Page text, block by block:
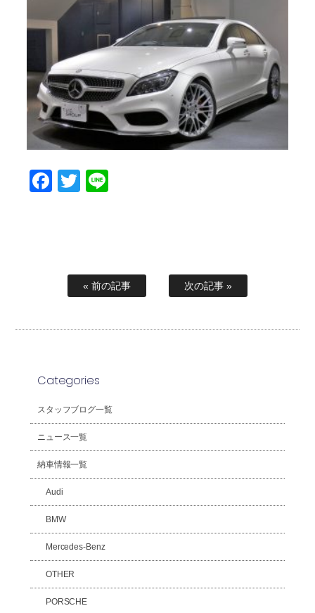
Facebook
Twitter
« 前の記事 次の記事 »
Categories
スタッフブログ一覧
ニュース一覧
納車情報一覧
Audi
BMW
Mercedes-Benz
OTHER
PORSCHE